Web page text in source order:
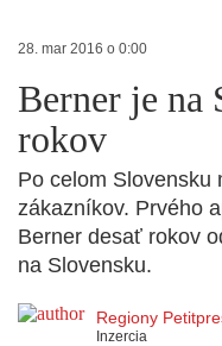
28. mar 2016 o 0:00
Berner je na
rokov
Po celom Slovensku
zákazníkov. Prvého
Berner desať rokov
na Slovensku.
Regiony
Inzercia